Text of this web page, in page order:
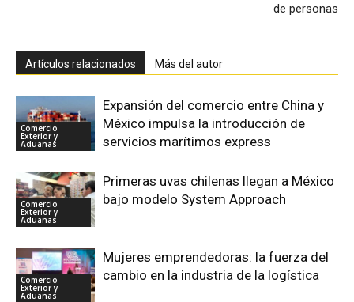
de personas
Artículos relacionados Más del autor
Comercio
Exterior y
Aduanas
Expansión del comercio entre China y
México impulsa la introducción de
servicios marítimos express
Comercio
Exterior y
Aduanas
Primeras uvas chilenas llegan a México
bajo modelo System Approach
Comercio
Exterior y
Aduanas
Mujeres emprendedoras: la fuerza del
cambio en la industria de la logística